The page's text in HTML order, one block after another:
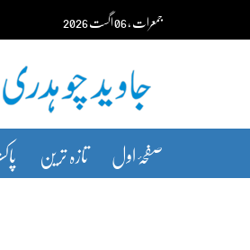
content جمعرات‬‮،06اگست‬‮2026
صفحۂ اول تازہ ترین